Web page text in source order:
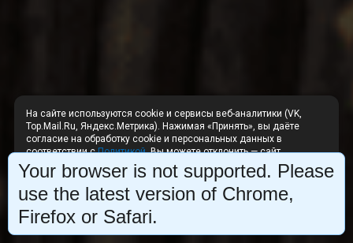
На сайте используются cookie и сервисы веб-аналитики (VK,
Top.Mail.Ru, Яндекс.Метрика). Нажимая «Принять», вы даёте
согласие на обработку cookie и персональных данных в
соответствии сПолитикой. Вы можете отклонить — сайт
продолжит работу без аналитики.
Отклонить
Your browser is not supported. Please
use the latest version of Chrome,
Firefox or Safari.